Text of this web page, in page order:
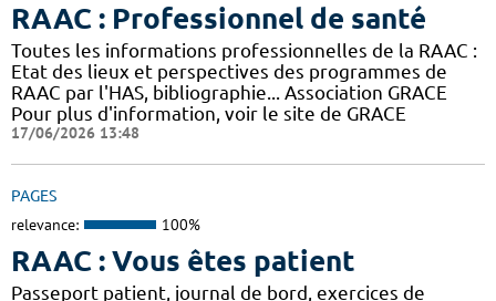
RAAC : Professionnel de santé
Toutes les informations professionnelles de la RAAC :
Etat des lieux et perspectives des programmes de
RAAC par l'HAS, bibliographie... Association GRACE
Pour plus d'information, voir le site de GRACE
17/06/2026 13:48
PAGES
relevance: 100%
RAAC : Vous êtes patient
Passeport patient, journal de bord, exercices de